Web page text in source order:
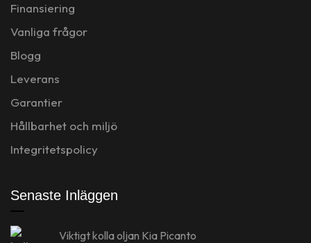
Finansiering
Vanliga frågor
Blogg
Leverans
Garantier
Hållbarhet och miljö
Integritetspolicy
Senaste Inläggen
Viktigt kolla oljan Kia Picanto